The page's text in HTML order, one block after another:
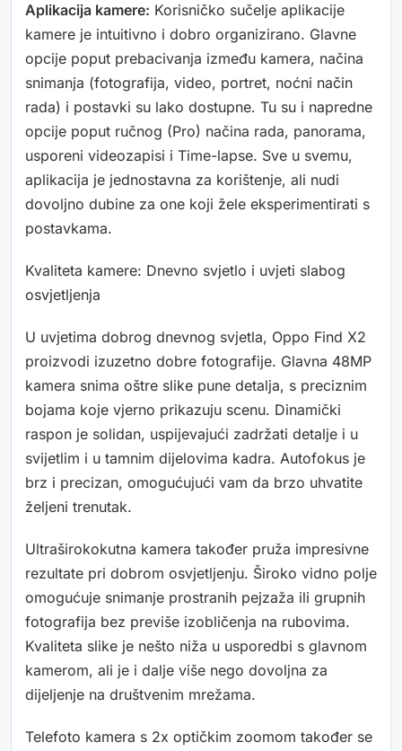
Aplikacija kamere: Korisničko sučelje aplikacije
kamere je intuitivno i dobro organizirano. Glavne
opcije poput prebacivanja između kamera, načina
snimanja (fotografija, video, portret, noćni način
rada) i postavki su lako dostupne. Tu su i napredne
opcije poput ručnog (Pro) načina rada, panorama,
usporeni videozapisi i Time-lapse. Sve u svemu,
aplikacija je jednostavna za korištenje, ali nudi
dovoljno dubine za one koji žele eksperimentirati s
postavkama.
Kvaliteta kamere: Dnevno svjetlo i uvjeti slabog
osvjetljenja
U uvjetima dobrog dnevnog svjetla, Oppo Find X2
proizvodi izuzetno dobre fotografije. Glavna 48MP
kamera snima oštre slike pune detalja, s preciznim
bojama koje vjerno prikazuju scenu. Dinamički
raspon je solidan, uspijevajući zadržati detalje i u
svijetlim i u tamnim dijelovima kadra. Autofokus je
brz i precizan, omogućujući vam da brzo uhvatite
željeni trenutak.
Ultraširokokutna kamera također pruža impresivne
rezultate pri dobrom osvjetljenju. Široko vidno polje
omogućuje snimanje prostranih pejzaža ili grupnih
fotografija bez previše izobličenja na rubovima.
Kvaliteta slike je nešto niža u usporedbi s glavnom
kamerom, ali je i dalje više nego dovoljna za
dijeljenje na društvenim mrežama.
Telefoto kamera s 2x optičkim zoomom također se